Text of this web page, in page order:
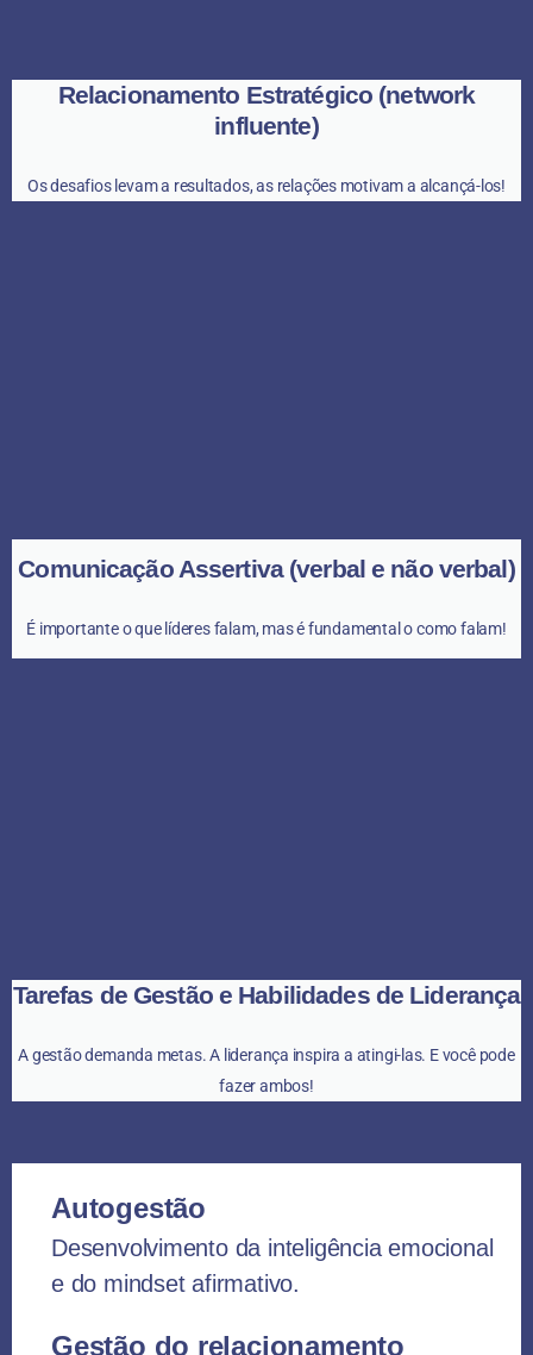
Relacionamento Estratégico (network
influente)
Os desafios levam a resultados, as relações motivam a alcançá-los!
Comunicação Assertiva (verbal e não verbal)
É importante o que líderes falam, mas é fundamental o como falam!
Tarefas de Gestão e Habilidades de Liderança
A gestão demanda metas. A liderança inspira a atingi-las. E você pode
fazer ambos!
Autogestão
Desenvolvimento da inteligência emocional
e do mindset afirmativo.
Gestão do relacionamento